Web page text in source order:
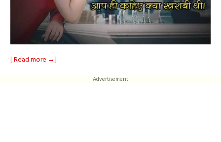
[ Read more →]
Advertisement